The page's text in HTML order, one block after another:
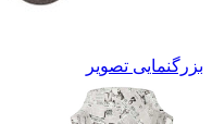
بزرگنمایی تصویر